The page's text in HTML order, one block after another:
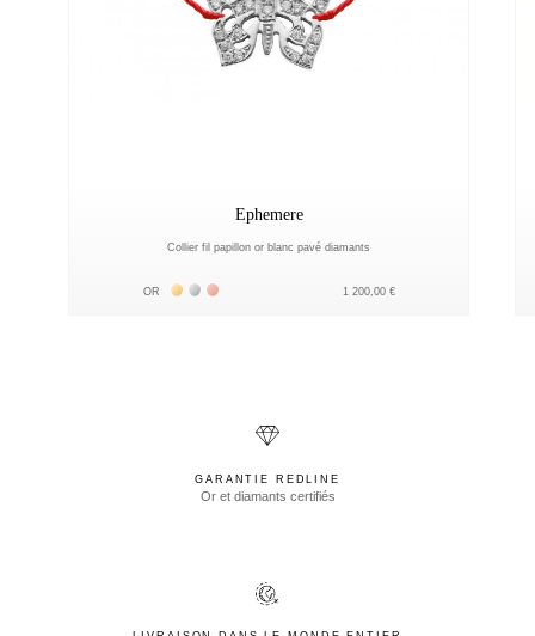
Ephemere
Collier fil papillon or blanc pavé diamants
OR Жёлтое золото 18К
Белое золото 18К
Розовое золото 18К 1 200,00 €
GARANTIE REDLINE
Or et diamants certifiés